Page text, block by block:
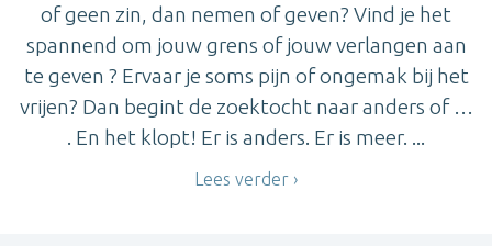
of geen zin, dan nemen of geven? Vind je het
spannend om jouw grens of jouw verlangen aan
te geven ? Ervaar je soms pijn of ongemak bij het
vrijen? Dan begint de zoektocht naar anders of …
. En het klopt! Er is anders. Er is meer. ...
Lees verder